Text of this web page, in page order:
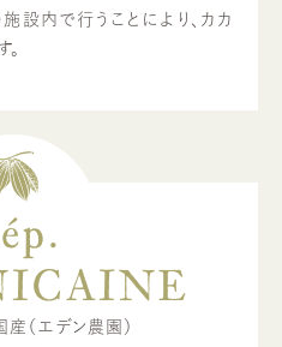
設内で行うことにより、カカ
産（エデン農園）